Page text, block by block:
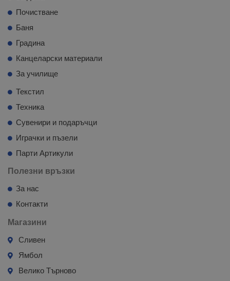
Почистване
Баня
Градина
Канцеларски материали
За училище
Текстил
Техника
Сувенири и подаръчци
Играчки и пъзели
Парти Артикули
Полезни връзки
За нас
Контакти
Магазини
Сливен
Ямбол
Велико Търново